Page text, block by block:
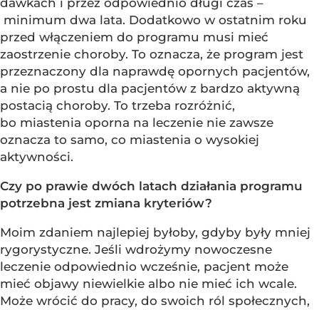
dawkach i przez odpowiednio długi czas –
minimum dwa lata. Dodatkowo w ostatnim roku
przed włączeniem do programu musi mieć
zaostrzenie choroby. To oznacza, że program jest
przeznaczony dla naprawdę opornych pacjentów,
a nie po prostu dla pacjentów z bardzo aktywną
postacią choroby. To trzeba rozróżnić,
bo miastenia oporna na leczenie nie zawsze
oznacza to samo, co miastenia o wysokiej
aktywności.
Czy po prawie dwóch latach działania programu
potrzebna jest zmiana kryteriów?
Moim zdaniem najlepiej byłoby, gdyby były mniej
rygorystyczne. Jeśli wdrożymy nowoczesne
leczenie odpowiednio wcześnie, pacjent może
mieć objawy niewielkie albo nie mieć ich wcale.
Może wrócić do pracy, do swoich ról społecznych,